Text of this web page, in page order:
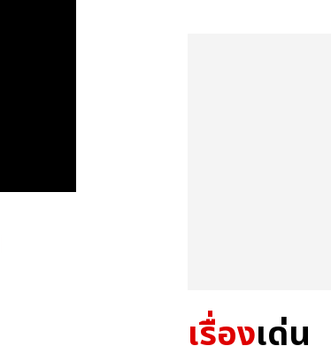
เรื่องเด่น